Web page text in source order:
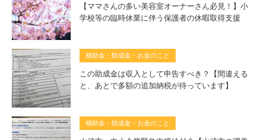
【ママさんの多い美容室オーナーさん必見！】小
学校等の臨時休業に伴う保護者の休暇取得支援
補助金・助成金・お金のこと
この助成金は収入として申告すべき？【間違える
と、あとで多額の追加納税が待っています】
補助金・助成金・お金のこと